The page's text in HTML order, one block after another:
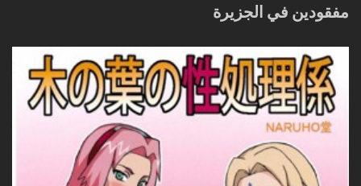
مفقودين في الجزيرة